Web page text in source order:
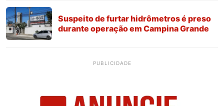
Suspeito de furtar hidrômetros é preso
durante operação em Campina Grande
PUBLICIDADE